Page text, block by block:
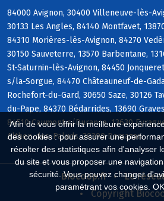
Afin de vous offrir la meilleure
des cookies : pour assurer une
récolter des statistiques afin d'analyser
du site et vous proposer une
sécurité. Vous pouvez changer
paramétrant vos cookies.
84000 Avignon, 30400 Villeneuve-lès-
30133 Les Angles, 84140 Montfavet,
84310 Morières-lès-Avignon, 84270
30150 Sauveterre, 13570 Barbentane,
St-Saturnin-lès-Avignon, 84450
s/la-Sorgue, 84470 Châteauneuf-de-
Rochefort-du-Gard, 30650 Saze, 30126
du-Pape, 84370 Bédarrides, 13690
84510 Caumont s/Durance, 13630
Althen-des-Paluds, 30390 Domazan
Biocoop.fr
Le
Copyright